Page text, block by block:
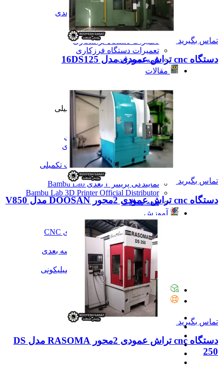
تعمیرات دستگاه CNC
تعمیرات دستگاه اسکن سه بعدی
تعمیرات دستگاه پرینتر 3D
تعمیرات دستگاه برش لیزر
تعمیرات دستگاه تراشکاری
تعمیرات دستگاه فرزکاری
همه تعمیرات
مقالات
مقایسه دستگاه های صنعتی
آموزش و اطلاعات تکمیلی
آموزش و اطلاعات تکمیلی
آموزش فرزکاری
آموزش تراشکاری
آموزش پرینتر سه بعدی
آموزش اسکنر سه بعدی
همه آموزش و اطلاعات تکمیلی
نمایندگی پرینتر ۳ بعدی Bambu Lab
Bambu Lab 3D Printer Official Distributor
همه مقالات
آموزش
آموزش
آموزش نرم‌افزار G-code برای CNC
آموزش نرم‌افزار سالیدورک
آموزش جامع ساخت پرینتر سه بعدی
آموزش تراشکاری
آموزش کامل ساخت قالب سیلیکونی
همه آموزش
پیگیری سفارشات
تماس با ما
تماس بگیرید
دستگاه cnc تراش عمودی مدل 16DS125
تماس بگیرید
دستگاه cnc تراش عمودی 2محور DOOSAN مدل V850
تماس بگیرید
دستگاه cnc تراش عمودی 2محور RASOMA مدل DS
250